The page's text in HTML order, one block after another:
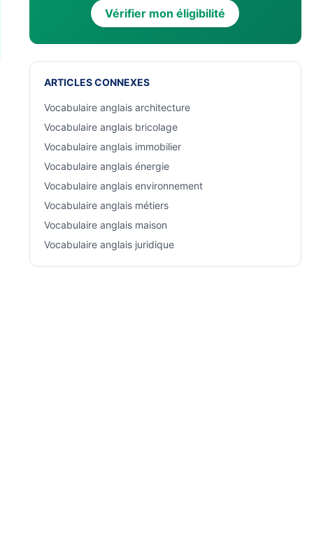
Vérifier mon éligibilité
ARTICLES CONNEXES
Vocabulaire anglais architecture
Vocabulaire anglais bricolage
Vocabulaire anglais immobilier
Vocabulaire anglais énergie
Vocabulaire anglais environnement
Vocabulaire anglais métiers
Vocabulaire anglais maison
Vocabulaire anglais juridique